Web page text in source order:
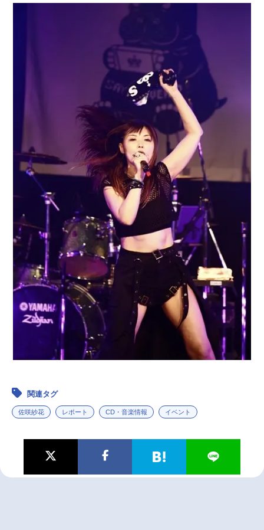
関連タグ
佐咲紗花 レポート CD・音楽情報 イベント